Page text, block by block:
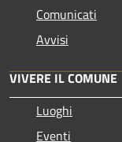
Comunicati
Avvisi
VIVERE IL COMUNE
Luoghi
Eventi